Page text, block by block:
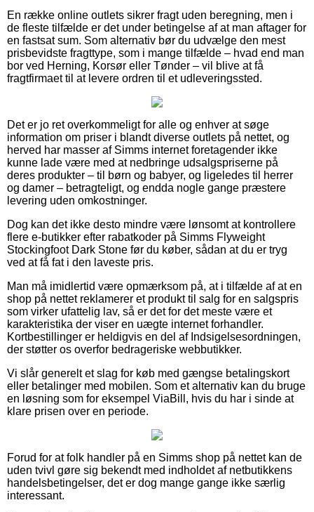
En række online outlets sikrer fragt uden beregning, men i
de fleste tilfælde er det under betingelse af at man aftager for
en fastsat sum. Som alternativ bør du udvælge den mest
prisbevidste fragttype, som i mange tilfælde – hvad end man
bor ved Herning, Korsør eller Tønder – vil blive at få
fragtfirmaet til at levere ordren til et udleveringssted.
Det er jo ret overkommeligt for alle og enhver at søge
information om priser i blandt diverse outlets på nettet, og
herved har masser af Simms internet foretagender ikke
kunne lade være med at nedbringe udsalgspriserne på
deres produkter – til børn og babyer, og ligeledes til herrer
og damer – betragteligt, og endda nogle gange præstere
levering uden omkostninger.
Dog kan det ikke desto mindre være lønsomt at kontrollere
flere e-butikker efter rabatkoder på Simms Flyweight
Stockingfoot Dark Stone før du køber, sådan at du er tryg
ved at få fat i den laveste pris.
Man må imidlertid være opmærksom på, at i tilfælde af at en
shop på nettet reklamerer et produkt til salg for en salgspris
som virker ufattelig lav, så er det for det meste være et
karakteristika der viser en uægte internet forhandler.
Kortbestillinger er heldigvis en del af Indsigelsesordningen,
der støtter os overfor bedrageriske webbutikker.
Vi slår generelt et slag for køb med gængse betalingskort
eller betalinger med mobilen. Som et alternativ kan du bruge
en løsning som for eksempel ViaBill, hvis du har i sinde at
klare prisen over en periode.
Forud for at folk handler på en Simms shop på nettet kan de
uden tvivl gøre sig bekendt med indholdet af netbutikkens
handelsbetingelser, det er dog mange gange ikke særlig
interessant.